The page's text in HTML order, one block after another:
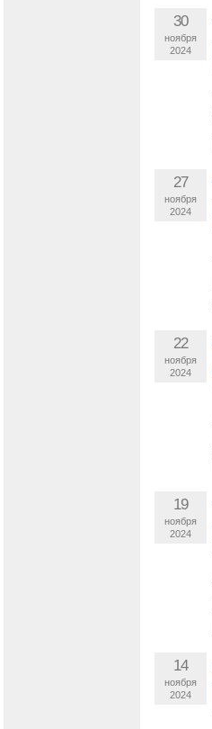
30
ноября
2024
27
ноября
2024
22
ноября
2024
19
ноября
2024
14
ноября
2024